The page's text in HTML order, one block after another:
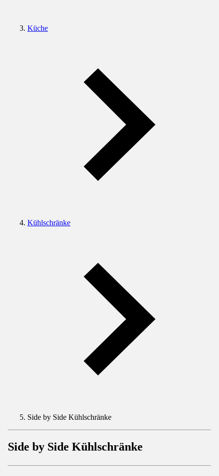
Küche
Kühlschränke
Side by Side Kühlschränke
Side by Side Kühlschränke